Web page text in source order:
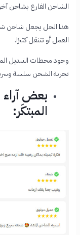
الشاحن الفارع بشاحن
هذا الحل يجعل شاحن
العمل أو تتنقل كثيرًا.
تجربة الشحن سلسة
بعض آراء
المبتكَر: